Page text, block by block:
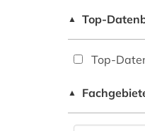
▲ Top-
Top-
▲